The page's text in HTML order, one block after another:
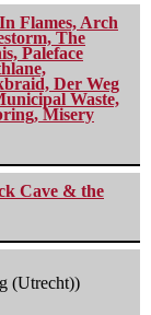
Flames, Arch
The
Paleface
Der Weg
Waste,
Misery
Cave & the
(Utrecht))